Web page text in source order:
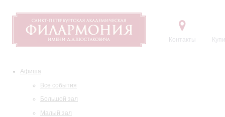
Контакты
Афиша
Все события
Большой зал
Малый зал